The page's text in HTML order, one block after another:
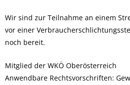
Wir sind zur Teilnahme an einem
vor einer
noch bereit.
Mitglied der WKÖ Oberösterreich
Anwendbare Rechtsvorschriften: